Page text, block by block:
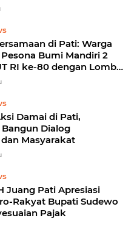
di Pati: Warga
Bumi Mandiri 2
RI ke-80 dengan Lomba
Damai di Pati,
Dialog
Masyarakat
Juang Pati Apresiasi
Rakyat Bupati Sudewo
Pajak